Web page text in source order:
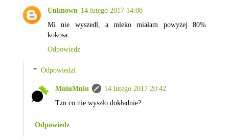
Unknown 14 lutego 2017 14:08
Mi nie wyszedl, a mleko miałam powyżej 80%
kokosa...
Odpowiedz
Odpowiedzi
MniuMniu
14 lutego 2017 20:42
Tzn co nie wyszło dokładnie?
Odpowiedz